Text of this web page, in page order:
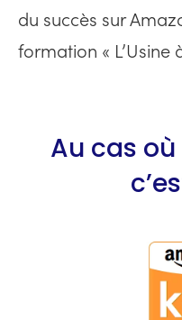
du succès sur
formation « L’Usine
Au cas où